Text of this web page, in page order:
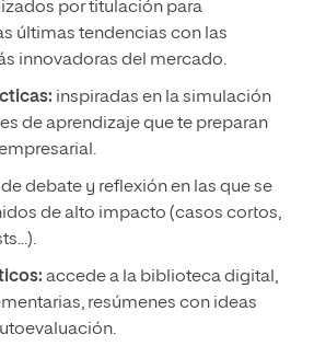
por titulación para
últimas tendencias con las
innovadoras del mercado.
inspiradas en la simulación
de aprendizaje que te preparan
debate y reflexión en las que se
de alto impacto (casos cortos,
accede a la biblioteca digital,
resúmenes con ideas